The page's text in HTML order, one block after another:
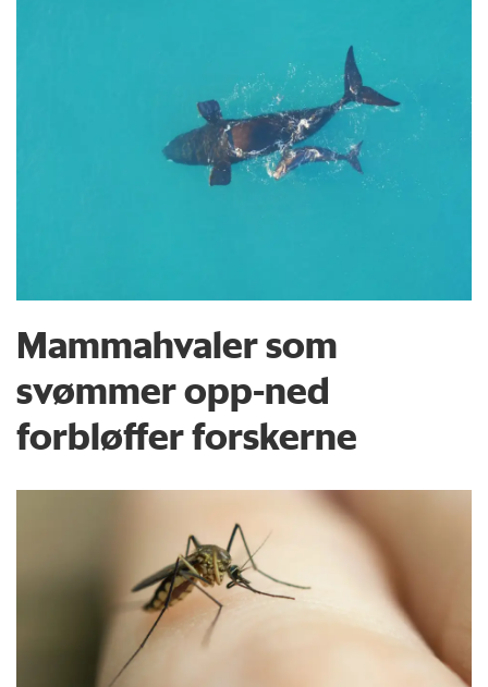
Mammahvaler som
svømmer opp-ned
forbløffer forskerne